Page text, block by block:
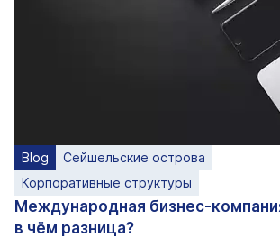
Blog
Сейшельские острова
Корпоративные структуры
Международная бизнес-
в чём разница?